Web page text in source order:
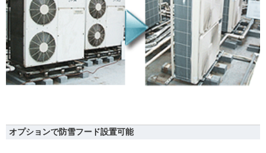
オプションで防雪フード設置可能